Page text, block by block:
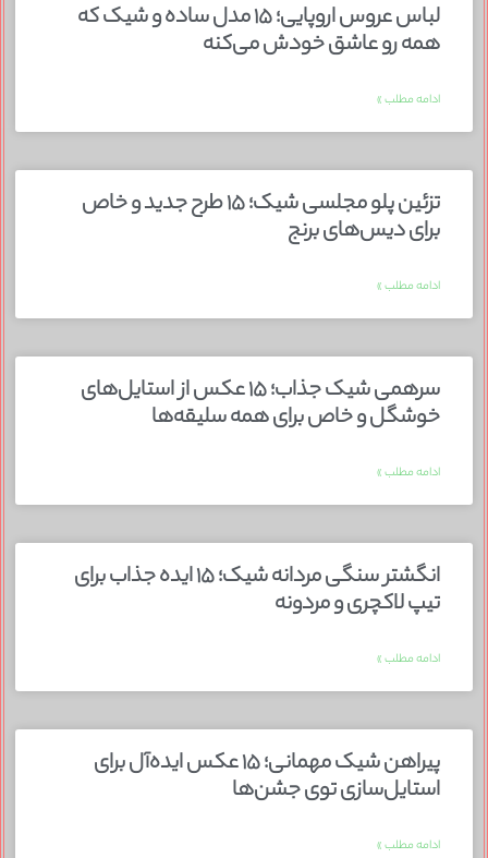
لباس عروس اروپایی؛ ۱۵ مدل ساده و شیک که
همه رو عاشق خودش می‌کنه
ادامه مطلب »
تزئین پلو مجلسی شیک؛ ۱۵ طرح جدید و خاص
برای دیس‌های برنج
ادامه مطلب »
سرهمی شیک جذاب؛ ۱۵ عکس از استایل‌های
خوشگل و خاص برای همه سلیقه‌ها
ادامه مطلب »
انگشتر سنگی مردانه شیک؛ ۱۵ ایده جذاب برای
تیپ لاکچری و مردونه
ادامه مطلب »
پیراهن شیک مهمانی؛ ۱۵ عکس ایده‌آل برای
استایل‌سازی توی جشن‌ها
ادامه مطلب »